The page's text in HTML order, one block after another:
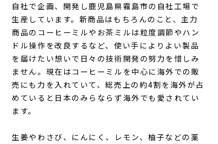
自社で企画、開発し鹿児島県霧島市の自社工場で
生産しています。新商品はもちろんのこと、主力
商品のコーヒーミルやお茶ミルは粒度調節やハン
ドル操作を改良するなど、使い手によりよい製品
を届けたい想いで日々の技術開発の努力を惜しみ
ません。現在はコーヒーミルを中心に海外での販
売にも力を入れていて、総売上の約4割を海外が占
めていると日本のみらならず海外でも愛されてい
ます。
生姜やわさび、にんにく、レモン、柚子などの薬